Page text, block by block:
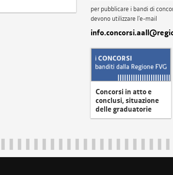
per pubblicare i bandi di
devono utilizzare l'e-mail
Concorsi in atto e
conclusi, situazione
delle graduatorie